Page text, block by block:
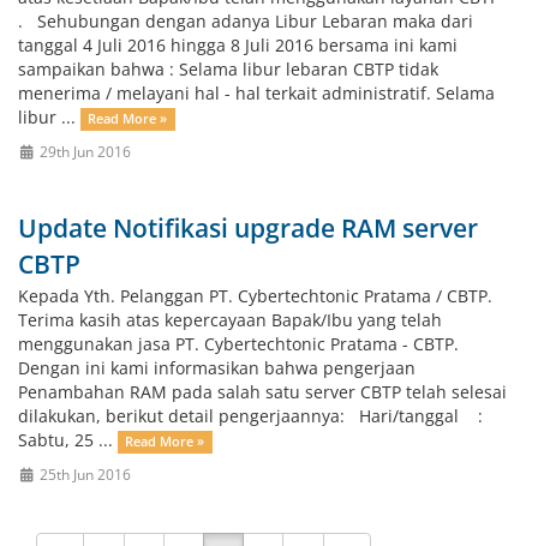
. Sehubungan dengan adanya Libur Lebaran maka dari
tanggal 4 Juli 2016 hingga 8 Juli 2016 bersama ini kami
sampaikan bahwa : Selama libur lebaran CBTP tidak
menerima / melayani hal - hal terkait administratif. Selama
libur ...
Read More »
29th Jun 2016
Update Notifikasi upgrade RAM server
CBTP
Kepada Yth. Pelanggan PT. Cybertechtonic Pratama / CBTP.
Terima kasih atas kepercayaan Bapak/Ibu yang telah
menggunakan jasa PT. Cybertechtonic Pratama - CBTP.
Dengan ini kami informasikan bahwa pengerjaan
Penambahan RAM pada salah satu server CBTP telah selesai
dilakukan, berikut detail pengerjaannya: Hari/tanggal :
Sabtu, 25 ...
Read More »
25th Jun 2016